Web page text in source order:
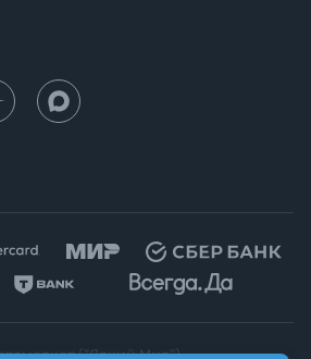
("Яркий Мир")